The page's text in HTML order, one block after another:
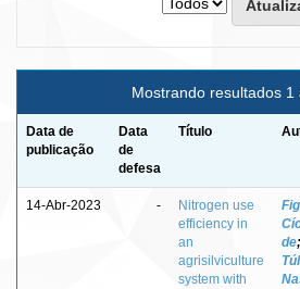
Mostrando resultados 1
Data de
publicação
Data
de
defesa
Título
14-Abr-2023 -
Nitrogen use
efficiency in
an
agrisilviculture
system with
de;